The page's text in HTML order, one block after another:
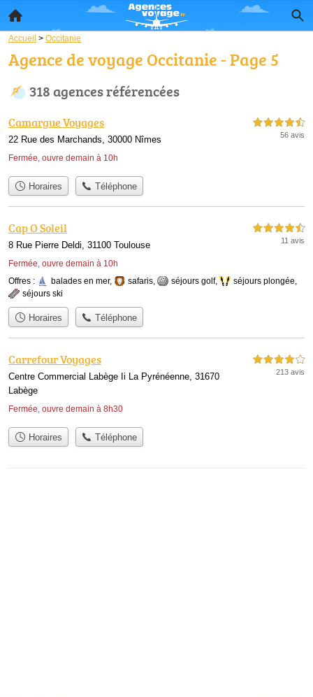
Accueil > Occitanie
Agence de voyage Occitanie - Page 5
318 agences référencées
Camargue Voyages
22 Rue des Marchands, 30000 Nîmes
Fermée, ouvre demain à 10h
4,5 étoiles sur 5
56 avis
Horaires Téléphone
Cap O Soleil
8 Rue Pierre Deldi, 31100 Toulouse
Fermée, ouvre demain à 10h
4,5 étoiles sur 5
11 avis
Offres : balades en mer, safaris, séjours golf, séjours plongée,
séjours ski
Horaires Téléphone
Carrefour Voyages
Centre Commercial Labège Ii La Pyrénéenne, 31670
Labège
Fermée, ouvre demain à 8h30
4,0 étoiles sur 5
213 avis
Horaires Téléphone